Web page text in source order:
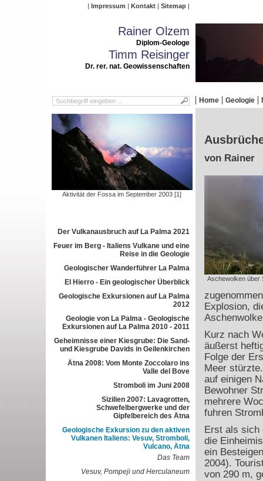
Impressum Kontakt Sitemap
Rainer Olzem
Diplom-Geologe
Timm Reisinger
Dr. rer. nat. Geowissenschaften
Home Geologie
Aktivität der Fossa im September 2003 [1]
Der Vulkanausbruch auf La Palma 2021
Feuer im Berg - Italiens Vulkane und eine
Reise in die Geologie
Geologischer Wanderführer La Palma
El Hierro - Ein geologischer Überblick
Geologische Exkursionen auf La Palma
2012
Geologie von La Palma - Geologische
Exkursionen auf La Palma 2010 - 2011
Geheimnisse einer Kiesgrube: Die Sand-
und Kiesgrube Davids in Geilenkirchen
Ätna 2008: Vom Monte Zoccolaro ins
Valle del Bove
Stromboli im Juni 2008
Sizilien 2007: Lavagrotten,
Schwefelbergwerke und der
Gipfelbereich des Ätna
Geologische Exkursion zu den aktiven
Vulkanen Italiens: Vesuv, Stromboli,
Vulcano, Ätna
Das Team
Vesuv, Pompeji und Herculaneum
von Rainer
Aschewolken über
Explosion,
Kurz nach
äußerst
Folge der
Meer
auf einigen
Bewohner
mehrere
fuhren
Erst als sich
die
ein
2004).
von 290 m,